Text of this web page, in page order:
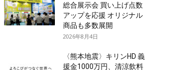
総合展示会 買い上げ点数
アップを応援 オリジナル
商品も多数展開
2026年8月4日
〈熊本地震〉キリンHD 義
援金1000万円、清涼飲料